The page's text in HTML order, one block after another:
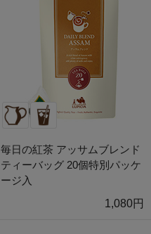
毎日の紅茶 アッサムブレンド
ティーバッグ 20個特別パッケ
ージ入
1,080円